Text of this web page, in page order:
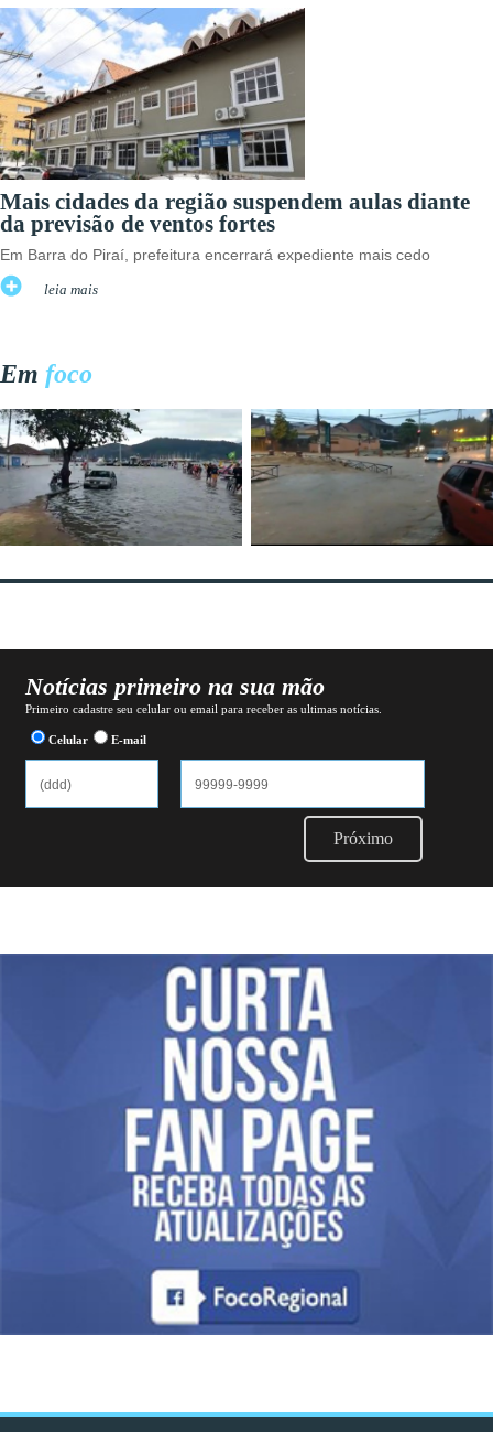
Mais cidades da região suspendem aulas diante
da previsão de ventos fortes
Em Barra do Piraí, prefeitura encerrará expediente mais cedo
leia mais
Em foco
Notícias primeiro na sua mão
Primeiro cadastre seu celular ou email para receber as ultimas notícias.
Celular E-mail
Próximo